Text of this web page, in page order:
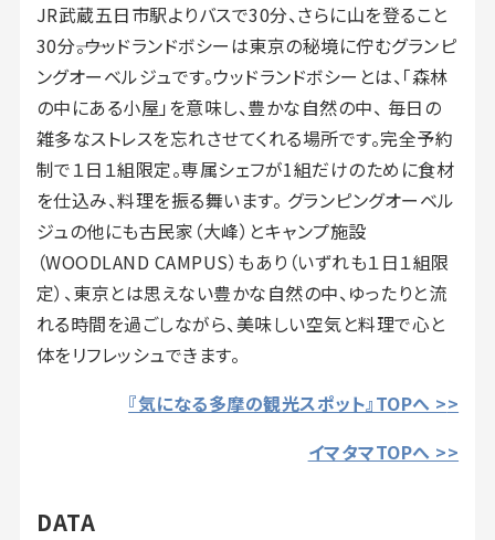
JR武蔵五日市駅よりバスで30分、さらに山を登ること
30分――。ウッドランドボシーは東京の秘境に佇むグランピ
ングオーベルジュです。ウッドランドボシーとは、「森林
の中にある小屋」を意味し、豊かな自然の中、 毎日の
雑多なストレスを忘れさせてくれる場所です。完全予約
制で１日１組限定。専属シェフが1組だけのために食材
を仕込み、料理を振る舞います。 グランピングオーベル
ジュの他にも古民家（大峰）とキャンプ施設
（WOODLAND CAMPUS）もあり（いずれも１日１組限
定）、東京とは思えない豊かな自然の中、ゆったりと流
れる時間を過ごしながら、美味しい空気と料理で心と
体をリフレッシュできます。
『気になる多摩の観光スポット』TOPへ >>
イマタマTOPへ >>
DATA